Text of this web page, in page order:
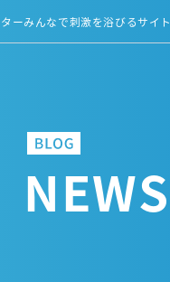
ーみんなで刺激を浴びるサイト
NEWS